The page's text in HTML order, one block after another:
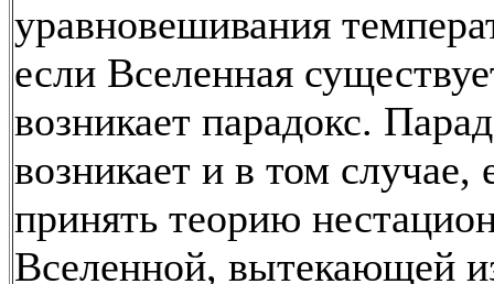
уравновешивания
если Вселенная
возникает парадокс.
возникает и в том случае,
принять теорию
Вселенной, вытекающей